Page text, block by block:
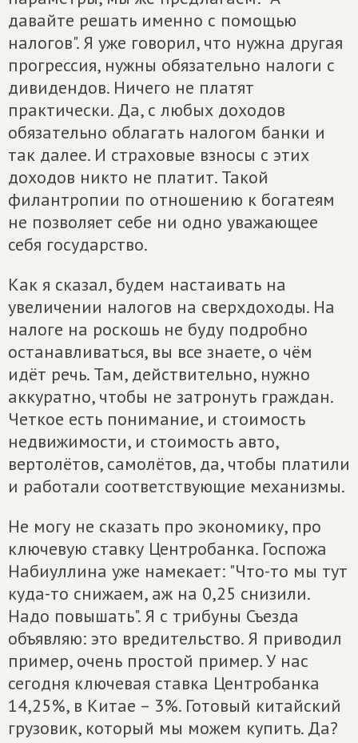
давайте решать именно с помощью
налогов". Я уже говорил, что нужна другая
прогрессия, нужны обязательно налоги с
дивидендов. Ничего не платят
практически. Да, с любых доходов
обязательно облагать налогом банки и
так далее. И страховые взносы с этих
доходов никто не платит. Такой
филантропии по отношению к богатеям
не позволяет себе ни одно уважающее
себя государство.
Как я сказал, будем настаивать на
увеличении налогов на сверхдоходы. На
налоге на роскошь не буду подробно
останавливаться, вы все знаете, о чём
идёт речь. Там, действительно, нужно
аккуратно, чтобы не затронуть граждан.
Четкое есть понимание, и стоимость
недвижимости, и стоимость авто,
вертолётов, самолётов, да, чтобы платили
и работали соответствующие механизмы.
Не могу не сказать про экономику, про
ключевую ставку Центробанка. Госпожа
Набиуллина уже намекает: "Что-то мы тут
куда-то снижаем, аж на 0,25 снизили.
Надо повышать". Я с трибуны Съезда
объявляю: это вредительство. Я приводил
пример, очень простой пример. У нас
сегодня ключевая ставка Центробанка
14,25%, в Китае – 3%. Готовый китайский
грузовик, который мы можем купить. Да?